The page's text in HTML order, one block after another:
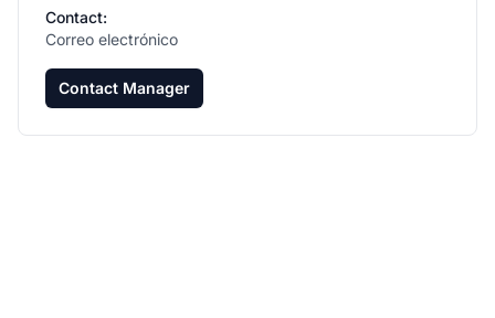
Contact:
Correo electrónico
Contact Manager